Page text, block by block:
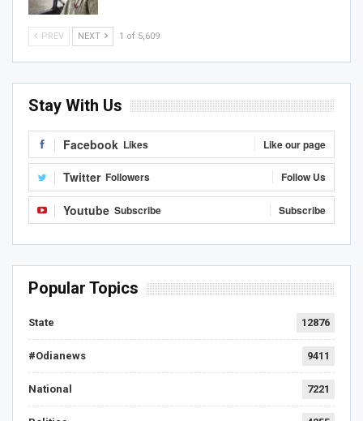
PREV NEXT 1 of 5,609
Stay With Us
Facebook Likes Like our page
Twitter Followers Follow Us
Youtube Subscribe Subscribe
Popular Topics
State 12876
#Odianews 9411
National 7221